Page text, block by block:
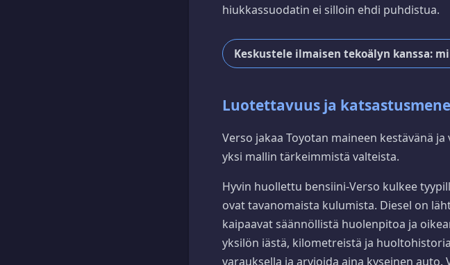
hiukkassuodatin ei silloin ehdi puhdistua.
Keskustele ilmaisen tekoälyn kanssa:
Luotettavuus ja
Verso jakaa Toyotan maineen kestävänä
yksi mallin tärkeimmistä valteista.
Hyvin huollettu bensiini-Verso kulkee
ovat tavanomaista kulumista. Diesel on
kaipaavat säännöllistä huolenpitoa ja
yksilön iästä, kilometreistä ja
varauksella ja arvioida aina kyseinen